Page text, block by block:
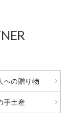
への贈り物
手土産